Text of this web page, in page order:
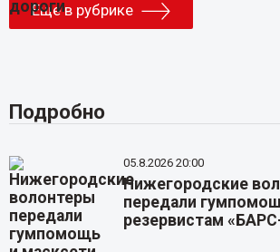
Еще в рубрике
Подробно
05.8.2026 20:00
Нижегородские
передали
резервистам